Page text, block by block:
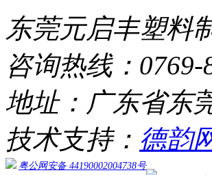
东莞元启丰塑料
咨询热线：0769-
地址：广东省东
技术支持： 德韵
粤公网安备 44190002004738号